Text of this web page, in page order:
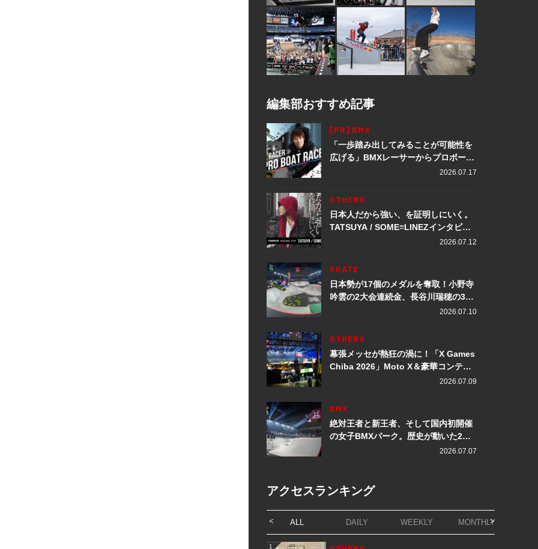
編集部おすすめ記事
[PR] BMX
「一歩踏み出してみることが可能性を
広げる」BMXレーサーからプロボート
レーサーへ転身。上田龍星が体現する
2026.07.17
OTHERS
日本人だから強い、を証明しにいく。
TATSUYA / SOME≡LINEZインタビュ
2026.07.12
SKATE
日本勢が17個のメダルを奪取！小野寺
吟雲の2大会連続金、長谷川瑞穂の3メ
ダル獲得など数々の快挙をプレイバッ
2026.07.10
OTHERS
幕張メッセが熱狂の渦に！「X Games
Chiba 2026」Moto X＆豪華コンテン
2026.07.09
BMX
絶対王者と新王者、そして国内初開催
の女子BMXパーク。歴史が動いた2日
2026.07.07
アクセスランキング
ALL DAILY WEEKLY MONTHLY
1